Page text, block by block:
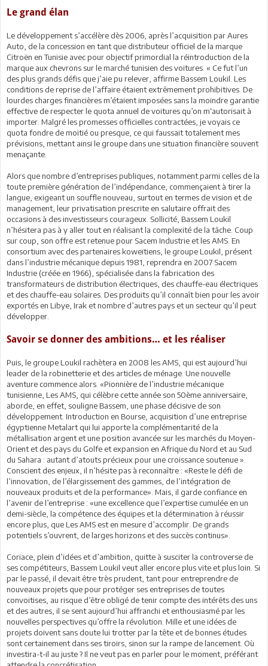
Le grand élan
Le développement s’accélère dès 2006, après l’acquisition par Aures
Auto, de la concession en tant que distributeur officiel de la marque
Citroën en Tunisie avec pour objectif primordial la réintroduction de la
marque aux chevrons sur le marché tunisien des voitures. « Ce fut l’un
des plus grands défis que j’aie pu relever, affirme Bassem Loukil. Les
conditions de reprise de l’affaire étaient extrêmement prohibitives. De
lourdes charges financières m’étaient imposées sans la moindre garantie
effective de respecter le quota annuel de voitures qu’on m‘autorisait à
importer. Malgré les promesses officielles contractées, je voyais ce
quota fondre de moitié ou presque, ce qui faussait totalement mes
prévisions, mettant ainsi le groupe dans une situation financière souvent
menaçante.
Alors que nombre d’entreprises publiques, notamment parmi celles de la
toute première génération de l’indépendance, commençaient à tirer la
langue, exigeant un souffle nouveau, surtout en termes de vision et de
management, leur privatisation prescrite en salutaire offrait des
occasions à des investisseurs courageux. Sollicité, Bassem Loukil
n’hésitera pas à y aller tout en réalisant la complexité de la tâche. Coup
sur coup, son offre est retenue pour Sacem Industrie et les AMS. En
consortium avec des partenaires koweïtiens, le groupe Loukil, présent
dans l’industrie mécanique depuis 1981, reprendra en 2007 Sacem
Industrie (créée en 1966), spécialisée dans la fabrication des
transformateurs de distribution électriques, des chauffe-eau électriques
et des chauffe-eau solaires. Des produits qu’il connaît bien pour les avoir
exportés en Libye, Irak et nombre d’autres pays et un secteur qu’il peut
développer.
Savoir se donner des ambitions… et les réaliser
Puis, le groupe Loukil rachètera en 2008 les AMS, qui est aujourd’hui
leader de la robinetterie et des articles de ménage. Une nouvelle
aventure commence alors. «Pionnière de l’industrie mécanique
tunisienne, Les AMS, qui célèbre cette année son 50ème anniversaire,
aborde, en effet, souligne Bassem, une phase décisive de son
développement. Introduction en Bourse, acquisition d’une entreprise
égyptienne Metalart qui lui apporte la complémentarité de la
métallisation argent et une position avancée sur les marchés du Moyen-
Orient et des pays du Golfe et expansion en Afrique du Nord et au Sud
du Sahara : autant d’atouts précieux pour une croissance soutenue ».
Conscient des enjeux, il n’hésite pas à reconnaître : «Reste le défi de
l’innovation, de l’élargissement des gammes, de l’intégration de
nouveaux produits et de la performance». Mais, il garde confiance en
l’avenir de l’entreprise : «une excellence que l’expertise cumulée en un
demi-siècle, la compétence des équipes et la détermination à réussir
encore plus, que Les AMS est en mesure d’accomplir. De grands
potentiels s’ouvrent, de larges horizons et des succès continus».
Coriace, plein d’idées et d’ambition, quitte à susciter la controverse de
ses compétiteurs, Bassem Loukil veut aller encore plus vite et plus loin. Si
par le passé, il devait être très prudent, tant pour entreprendre de
nouveaux projets que pour protéger ses entreprises de toutes
convoitises, au risque d’être obligé de tenir compte des intérêts des uns
et des autres, il se sent aujourd’hui affranchi et enthousiasmé par les
nouvelles perspectives qu’offre la révolution. Mille et une idées de
projets doivent sans doute lui trotter par la tête et de bonnes études
sont certainement dans ses tiroirs, sinon sur la rampe de lancement. Où
investira-t-il au juste ? Il ne veut pas en parler pour le moment, préférant